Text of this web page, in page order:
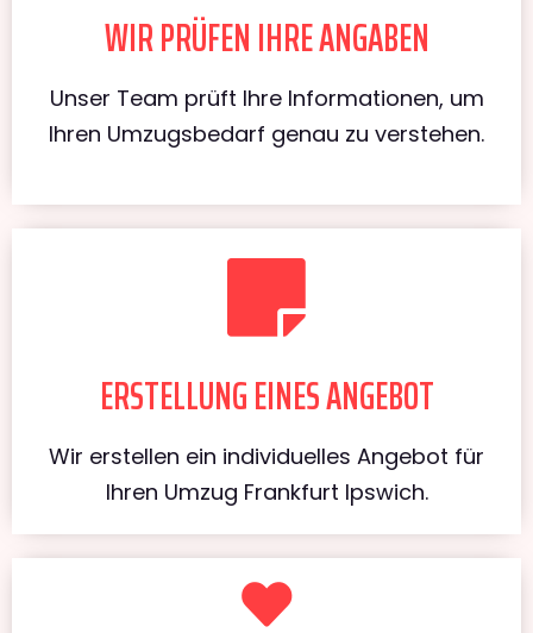
WIR PRÜFEN IHRE ANGABEN
Unser Team prüft Ihre Informationen, um
Ihren Umzugsbedarf genau zu verstehen.
ERSTELLUNG EINES ANGEBOT
Wir erstellen ein individuelles Angebot für
Ihren Umzug Frankfurt Ipswich.